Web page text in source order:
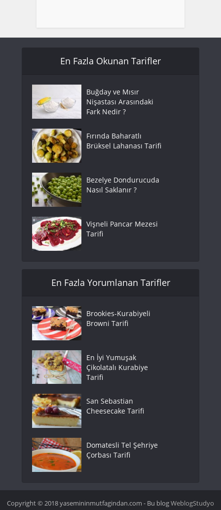
En Fazla Okunan Tarifler
Buğday ve Mısır
Nişastası Arasındaki
Fark Nedir ?
Fırında Baharatlı
Brüksel Lahanası Tarifi
Bezelye Dondurucuda
Nasıl Saklanır ?
Vişneli Pancar Mezesi
Tarifi
En Fazla Yorumlanan Tarifler
Brookies-Kurabiyeli
Browni Tarifi
En İyi Yumuşak
Çikolatalı Kurabiye
Tarifi
San Sebastian
Cheesecake Tarifi
Domatesli Tel Şehriye
Çorbası Tarifi
Copyright © 2018 yasemininmutfagindan.com - Bu blogWeblogStudyo